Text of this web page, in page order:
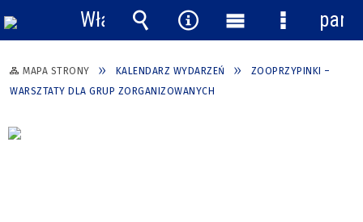
MAPA STRONY KALENDARZ WYDARZEŃ
ZOOPRZYPINKI –
WARSZTATY DLA GRUP ZORGANIZOWANYCH
Włącz
powiadomienia
Wyszukiwarka
Narzędzia
Menu
główne
Menu
panel